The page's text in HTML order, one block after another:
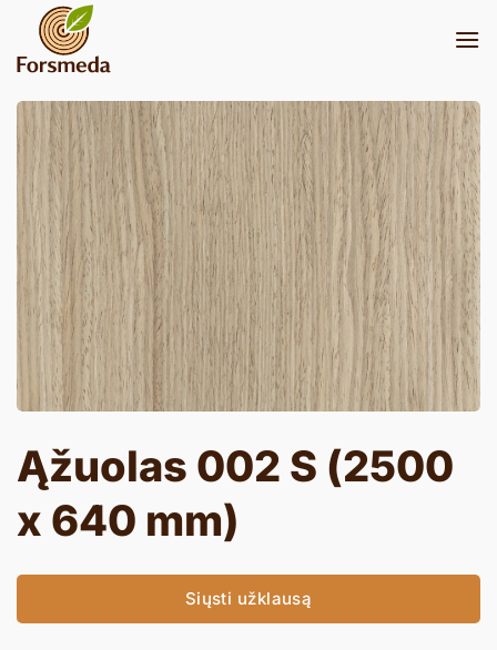
content
Ąžuolas 002 S (2500
x 640 mm)
Siųsti užklausą